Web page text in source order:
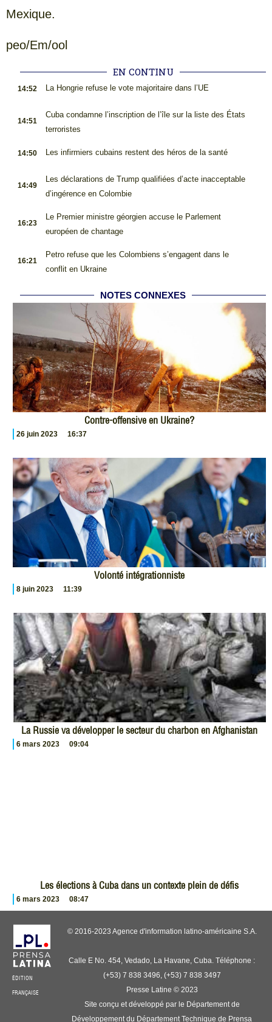
Mexique.
peo/Em/ool
EN CONTINU
14:52 La Hongrie refuse le vote majoritaire dans l’UE
14:51
Cuba condamne l’inscription de l’île sur la liste des États
terroristes
14:50 Les infirmiers cubains restent des héros de la santé
14:49
Les déclarations de Trump qualifiées d’acte inacceptable
d’ingérence en Colombie
16:23
Le Premier ministre géorgien accuse le Parlement
européen de chantage
16:21
Petro refuse que les Colombiens s’engagent dans le
conflit en Ukraine
NOTES CONNEXES
Contre-offensive en Ukraine?
26 juin 2023 16:37
Volonté intégrationniste
8 juin 2023 11:39
La Russie va développer le secteur du charbon en Afghanistan
6 mars 2023 09:04
Les élections à Cuba dans un contexte plein de défis
6 mars 2023 08:47
ÉDITION
FRANÇAISE
© 2016-2023 Agence d'information latino-américaine S.A.
Calle E No. 454, Vedado, La Havane, Cuba. Téléphone :
(+53) 7 838 3496, (+53) 7 838 3497
Presse Latine © 2023
Site conçu et développé par le Département de
Développement du Département Technique de Prensa